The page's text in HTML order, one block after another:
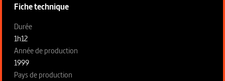
Fiche technique
Fiche technique section gauche
Durée
1h12
Année de production
1999
Pays de production